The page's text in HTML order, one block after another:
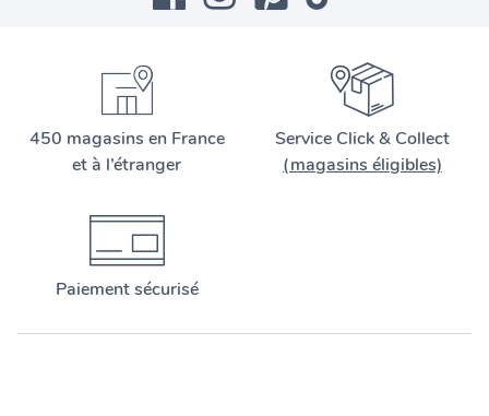
450 magasins en France
et à l’étranger
Service Click & Collect
(magasins éligibles)
Paiement sécurisé